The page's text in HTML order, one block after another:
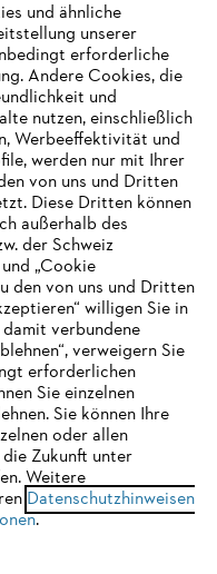
nicht unterstützen. Für
wir Ihnen, zu
und ähnliche
unserer
erforderliche
Andere Cookies, die
und
nutzen, einschließlich
Werbeeffektivität und
werden nur mit Ihrer
von uns und Dritten
Diese Dritten können
außerhalb des
der Schweiz
„Cookie
den von uns und Dritten
willigen Sie in
verbundene
verweigern Sie
erforderlichen
Sie einzelnen
Sie können Ihre
oder allen
Zukunft unter
Weitere
Datenschutzhinweisen
.